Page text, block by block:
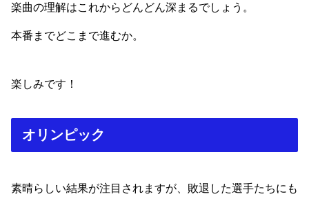
楽曲の理解はこれからどんどん深まるでしょう。
本番までどこまで進むか。
楽しみです！
オリンピック
素晴らしい結果が注目されますが、敗退した選手たちにも